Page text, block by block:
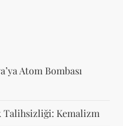
Atom Bombası
Kemalizm